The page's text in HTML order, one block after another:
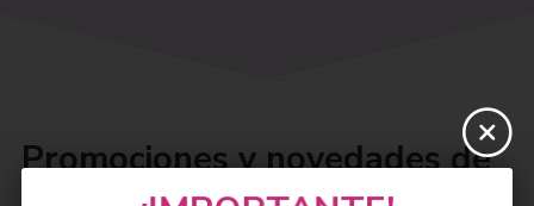
Promociones y novedades de